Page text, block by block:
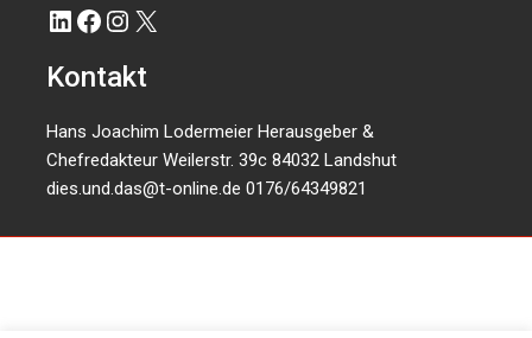
LinkedIn
Facebook
Instagram
X
Kontakt
Hans Joachim Lodermeier Herausgeber &
Chefredakteur Weilerstr. 39c 84032 Landshut
dies.und.das@t-online.de 0176/64349821